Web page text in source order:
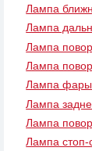
Лампа
Лампа
Лампа
Лампа
Лампа фары
Лампа
Лампа
Лампа стоп-